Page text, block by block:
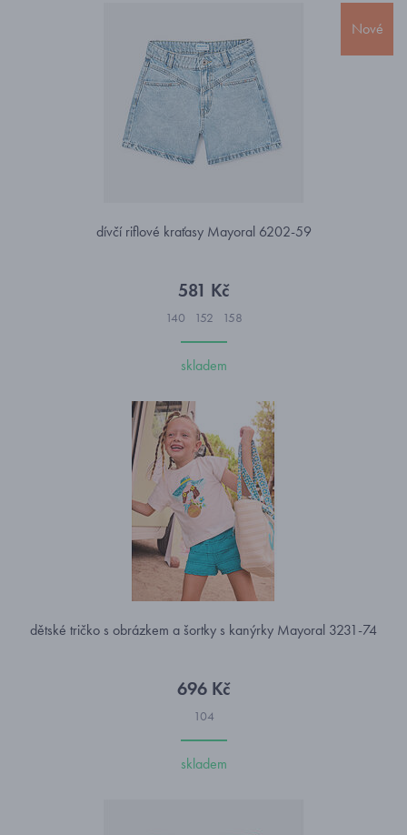
Nové
dívčí riflové kraťasy Mayoral 6202-59
581 Kč
140 152 158
skladem
dětské tričko s obrázkem a šortky s kanýrky Mayoral 3231-74
696 Kč
104
skladem